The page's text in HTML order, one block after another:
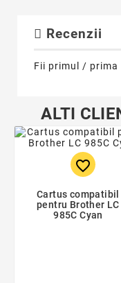
Recenzii
Fii primul / prima
ALTI
favorite_border
Cartus compatibil
pentru Brother LC
985C Cyan